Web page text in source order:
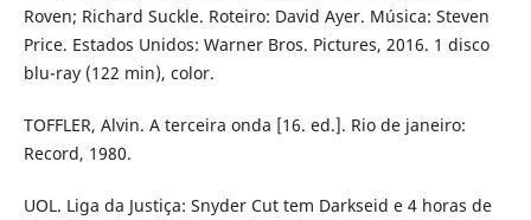
Roven; Richard Suckle. Roteiro: David Ayer. Música: Steven
Price. Estados Unidos: Warner Bros. Pictures, 2016. 1 disco
blu-ray (122 min), color.
TOFFLER, Alvin. A terceira onda [16. ed.]. Rio de janeiro:
Record, 1980.
UOL. Liga da Justiça: Snyder Cut tem Darkseid e 4 horas de